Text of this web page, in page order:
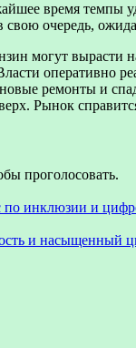
время темпы
очередь,
могут
оперативно
ремонты и
Рынок
проголосовать.
по инклюзии и
и насыщенный